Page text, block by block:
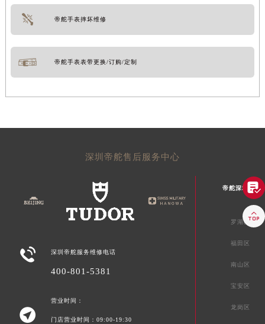
帝舵手表摔坏维修
帝舵手表表带更换/订购/定制
深圳帝舵售后服务中心
 深圳帝舵服务维修电话
400-801-5381

营业时间：
门店营业时间：09:00-19:30
帝舵深圳市区
罗湖区
福田区
南山区
宝安区
龙岗区

